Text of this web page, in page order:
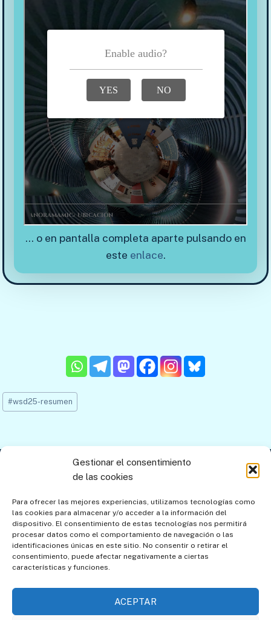
Gestionar el consentimiento
de las cookies
Para ofrecer las mejores experiencias, utilizamos tecnologías como
las cookies para almacenar y/o acceder a la información del
dispositivo. El consentimiento de estas tecnologías nos permitirá
procesar datos como el comportamiento de navegación o las
identificaciones únicas en este sitio. No consentir o retirar el
consentimiento, puede afectar negativamente a ciertas
características y funciones.
ACEPTAR
… o en pantalla completa aparte pulsando en
este enlace.
Etiquetas
de
#wsd25-resumen
Aviso legal
Política de cookies Mapa del sitio
Política de cookies (UE)